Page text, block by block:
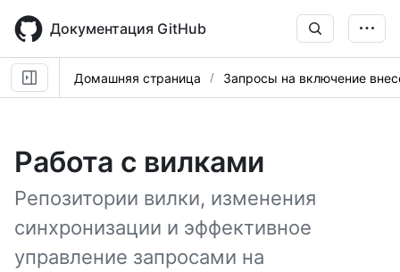
main
content
Документация GitHub
Домашняя страница Запросы на включение
Работа с вилками
Репозитории вилки, изменения
синхронизации и эффективное
управление запросами на